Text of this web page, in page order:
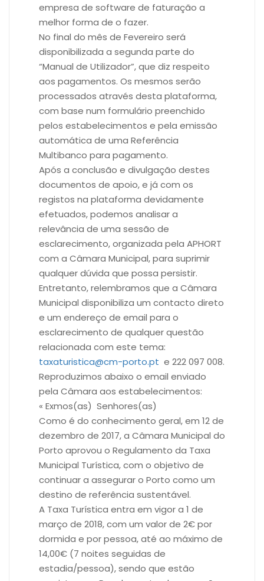
empresa de software de faturação a
melhor forma de o fazer.
No final do mês de Fevereiro será
disponibilizada a segunda parte do
“Manual de Utilizador”, que diz respeito
aos pagamentos. Os mesmos serão
processados através desta plataforma,
com base num formulário preenchido
pelos estabelecimentos e pela emissão
automática de uma Referência
Multibanco para pagamento.
Após a conclusão e divulgação destes
documentos de apoio, e já com os
registos na plataforma devidamente
efetuados, podemos analisar a
relevância de uma sessão de
esclarecimento, organizada pela APHORT
com a Câmara Municipal, para suprimir
qualquer dúvida que possa persistir.
Entretanto, relembramos que a Câmara
Municipal disponibiliza um contacto direto
e um endereço de email para o
esclarecimento de qualquer questão
relacionada com este tema:
taxaturistica@cm-porto.pt e 222 097 008.
Reproduzimos abaixo o email enviado
pela Câmara aos estabelecimentos:
« Exmos(as) Senhores(as)
Como é do conhecimento geral, em 12 de
dezembro de 2017, a Câmara Municipal do
Porto aprovou o Regulamento da Taxa
Municipal Turística, com o objetivo de
continuar a assegurar o Porto como um
destino de referência sustentável.
A Taxa Turística entra em vigor a 1 de
março de 2018, com um valor de 2€ por
dormida e por pessoa, até ao máximo de
14,00€ (7 noites seguidas de
estadia/pessoa), sendo que estão